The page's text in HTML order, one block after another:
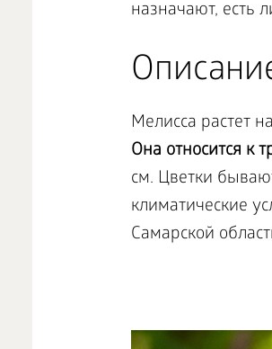
назначают, есть
Мелисса растет
Она относится к
см. Цветки
климатические
Самарской